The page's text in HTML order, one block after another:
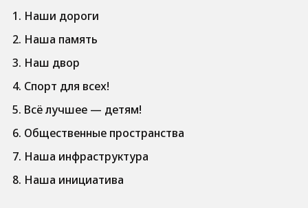
Наши дороги
Наша память
Наш двор
Спорт для всех!
Всё лучшее — детям!
Общественные пространства
Наша инфраструктура
Наша инициатива